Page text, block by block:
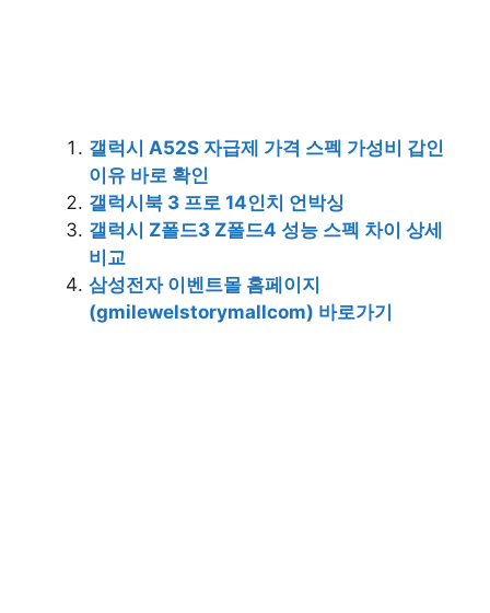
갤럭시 A52S 자급제 가격 스펙 가성비 갑인
이유 바로 확인
갤럭시북 3 프로 14인치 언박싱
갤럭시 Z폴드3 Z폴드4 성능 스펙 차이 상세
비교
삼성전자 이벤트몰 홈페이지
(gmilewelstorymallcom) 바로가기